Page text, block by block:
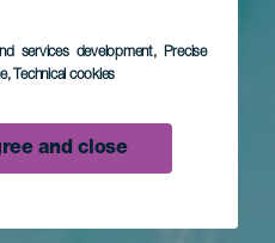
services development, Precise
, Technical cookies
and close